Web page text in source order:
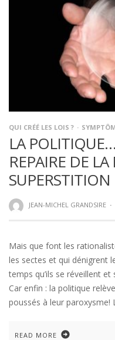
QUI CRÉÉ LES LOIS ?
LA
REPAIRE DE
SUPERSTITION
JEAN-MICHEL GRANDSIRE ·
Mais que font les
les sectes et qui dénigrent
temps qu’ils se réveillent et
Car enfin : la politique
poussés à leur paroxysme!
READ MORE